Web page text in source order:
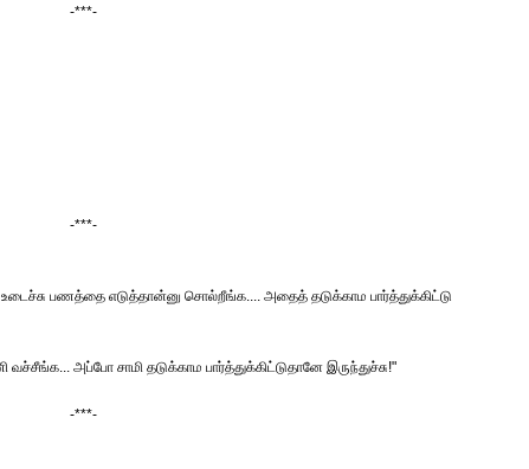
-***-
-***-
பணத்தை எடுத்தான்னு சொல்றீங்க.... அதைத் தடுக்காம பார்த்துக்கிட்டு
அப்போ சாமி தடுக்காம பார்த்துக்கிட்டுதானே இருந்துச்சு!"
-***-